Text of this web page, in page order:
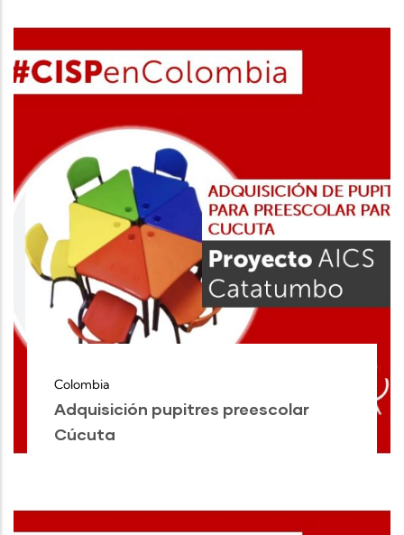
Colombia
Adquisición pupitres preescolar
Cúcuta